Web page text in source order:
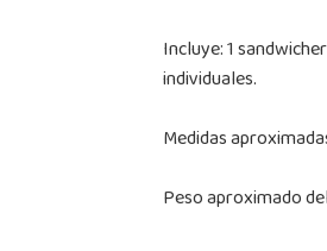
Incluye: 1
individuales.
Medidas
Peso aproximado